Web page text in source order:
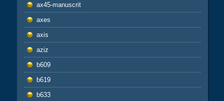
ax45-manuscrit
axes
axis
aziz
b609
b619
b633